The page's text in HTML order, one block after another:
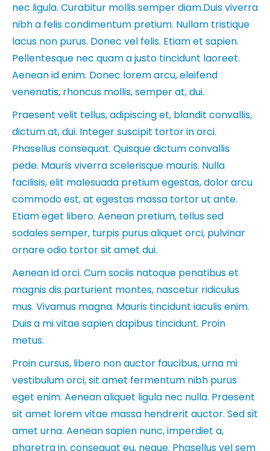
nec ligula. Curabitur mollis semper diam.Duis viverra
nibh a felis condimentum pretium. Nullam tristique
lacus non purus. Donec vel felis. Etiam et sapien.
Pellentesque nec quam a justo tincidunt laoreet.
Aenean id enim. Donec lorem arcu, eleifend
venenatis, rhoncus mollis, semper at, dui.
Praesent velit tellus, adipiscing et, blandit convallis,
dictum at, dui. Integer suscipit tortor in orci.
Phasellus consequat. Quisque dictum convallis
pede. Mauris viverra scelerisque mauris. Nulla
facilisis, elit malesuada pretium egestas, dolor arcu
commodo est, at egestas massa tortor ut ante.
Etiam eget libero. Aenean pretium, tellus sed
sodales semper, turpis purus aliquet orci, pulvinar
ornare odio tortor sit amet dui.
Aenean id orci. Cum sociis natoque penatibus et
magnis dis parturient montes, nascetur ridiculus
mus. Vivamus magna. Mauris tincidunt iaculis enim.
Duis a mi vitae sapien dapibus tincidunt. Proin
metus.
Proin cursus, libero non auctor faucibus, urna mi
vestibulum orci, sit amet fermentum nibh purus
eget enim. Aenean aliquet ligula nec nulla. Praesent
sit amet lorem vitae massa hendrerit auctor. Sed sit
amet urna. Aenean sapien nunc, imperdiet a,
pharetra in, consequat eu, neque. Phasellus vel sem